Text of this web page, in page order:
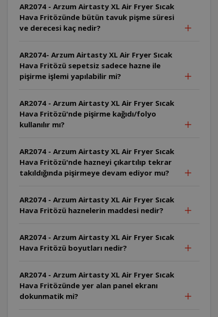
AR2074 - Arzum Airtasty XL Air Fryer Sıcak
Hava Fritözünde bütün tavuk pişme süresi
ve derecesi kaç nedir?
AR2074- Arzum Airtasty XL Air Fryer Sıcak
Hava Fritözü sepetsiz sadece hazne ile
pişirme işlemi yapılabilir mi?
AR2074 - Arzum Airtasty XL Air Fryer Sıcak
Hava Fritözü'nde pişirme kağıdı/folyo
kullanılır mı?
AR2074 - Arzum Airtasty XL Air Fryer Sıcak
Hava Fritözü'nde hazneyi çıkartılıp tekrar
takıldığında pişirmeye devam ediyor mu?
AR2074 - Arzum Airtasty XL Air Fryer Sıcak
Hava Fritözü haznelerin maddesi nedir?
AR2074 - Arzum Airtasty XL Air Fryer Sıcak
Hava Fritözü boyutları nedir?
AR2074 - Arzum Airtasty XL Air Fryer Sıcak
Hava Fritözünde yer alan panel ekranı
dokunmatik mi?